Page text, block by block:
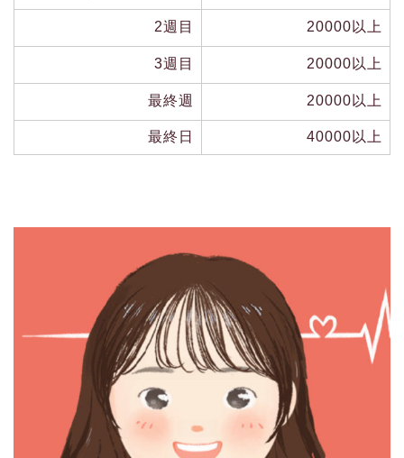
2週目 20000以上
3週目 20000以上
最終週 20000以上
最終日 40000以上